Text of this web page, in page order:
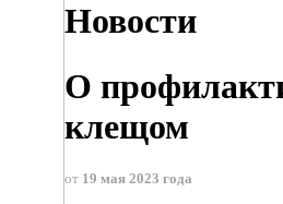
Новости
О
клещом
от 19 мая 2023 года